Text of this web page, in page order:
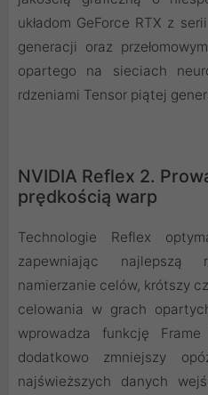
układom GeForce RTX z
generacji oraz
opartego na sieciach
rdzeniami Tensor piątej
NVIDIA Reflex 2.
prędkością warp
Technologie Reflex
zapewniając najlepszą
namierzanie celów, krótszy
celowania w grach
wprowadza funkcję
dodatkowo zmniejszy
najświeższych danych